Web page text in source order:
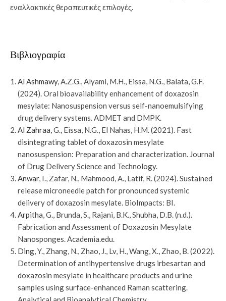
εναλλακτικές θεραπευτικές επιλογές.
Βιβλιογραφία
Al Ashmawy, A.Z.G., Alyami, M.H., Eissa, N.G., Balata, G.F.
(2024). Oral bioavailability enhancement of doxazosin
mesylate: Nanosuspension versus self-nanoemulsifying
drug delivery systems. ADMET and DMPK.
Al Zahraa, G., Eissa, N.G., El Nahas, H.M. (2021). Fast
disintegrating tablet of doxazosin mesylate
nanosuspension: Preparation and characterization. Journal
of Drug Delivery Science and Technology.
Anwar, I., Zafar, N., Mahmood, A., Latif, R. (2024). Sustained
release microneedle patch for pronounced systemic
delivery of doxazosin mesylate. BioImpacts: BI.
Arpitha, G., Brunda, S., Rajani, B.K., Shubha, D.B. (n.d.).
Fabrication and Assessment of Doxazosin Mesylate
Nanosponges. Academia.edu.
Ding, Y., Zhang, N., Zhao, J., Lv, H., Wang, X., Zhao, B. (2022).
Determination of antihypertensive drugs irbesartan and
doxazosin mesylate in healthcare products and urine
samples using surface-enhanced Raman scattering.